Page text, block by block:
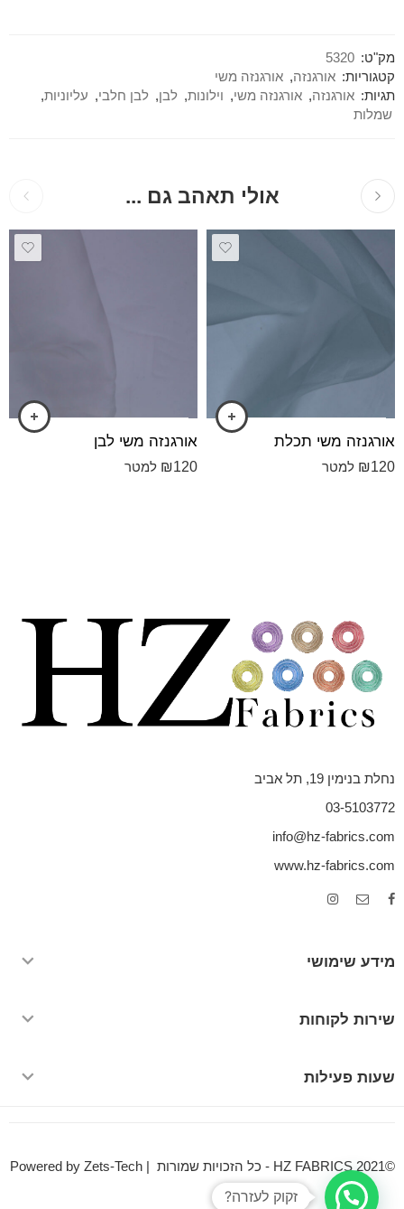
מק"ט: 5320
קטגוריות: אורגנזה, אורגנזה משי
תגיות: אורגנזה, אורגנזה משי, וילונות, לבן, לבן חלבי, עליוניות,
שמלות
אולי תאהב גם ...
אורגנזה משי תכלת
₪120 למטר
אורגנזה משי לבן
₪120 למטר
נחלת בנימין 19, תל אביב
03-5103772
info@hz-fabrics.com
www.hz-fabrics.com
מידע שימושי
שירות לקוחות
שעות פעילות
©HZ FABRICS 2021 - כל הזכויות שמורות | Powered by Zets-Tech
זקוק לעזרה?